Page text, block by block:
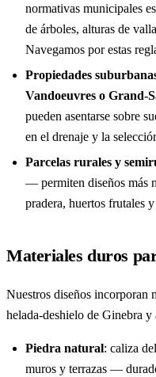
normativas municipales
de árboles, alturas de
Navegamos por estas
Propiedades
Vandoeuvres o Grand-
pueden asentarse sobre
en el drenaje y la
Parcelas rurales y
— permiten diseños más
pradera, huertos frutales y
Materiales duros
Nuestros diseños incorporan
helada-deshielo de Ginebra y
Piedra natural: caliza
muros y terrazas —